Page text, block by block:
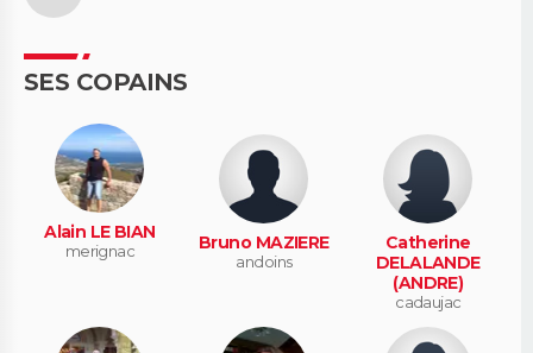
SES COPAINS
Alain LE BIAN
merignac Bruno MAZIERE
andoins
Catherine
DELALANDE
(ANDRE)
cadaujac